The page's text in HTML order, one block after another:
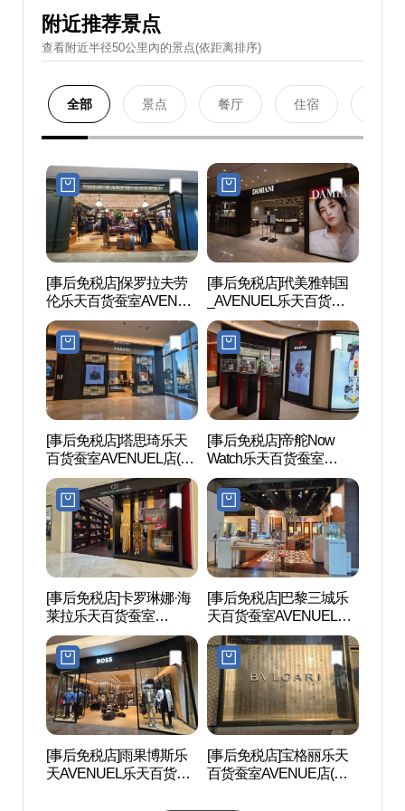
附近推荐景点
查看附近半径50公里內的景点(依距离排序)
全部 景点 餐厅 住宿
[事后免税店]保罗拉夫劳
伦乐天百货蚕室AVENUE
店(폴로랄프로렌 롯데백
화점 잠실 에비뉴엘점)
[事后免税店]玳美雅韩国
_AVENUEL乐天百货蚕室
AVENUEL店(다미아니 롯
데백화점 잠실 에비뉴엘
점)
[事后免税店]塔思琦乐天
百货蚕室AVENUEL店(타
사키 롯데백화점 잠실 에
비뉴엘점)
[事后免税店]帝舵Now
Watch乐天百货蚕室
AVENUE店(튜더 나우워
치 롯데백화점 잠실 에비
뉴엘점)
[事后免税店]卡罗琳娜·海
莱拉乐天百货蚕室
AVENUEL店(CH 캐롤리
나 헤레라 롯데백화점 잠
실 에비뉴엘점)
[事后免税店]巴黎三城乐
天百货蚕室AVENUEL店
(파리미키 롯데백화점 잠
실 에비뉴엘점)
[事后免税店]雨果博斯乐
天AVENUEL乐天百货蚕
[事后免税店]宝格丽乐天
百货蚕室AVENUE店(불